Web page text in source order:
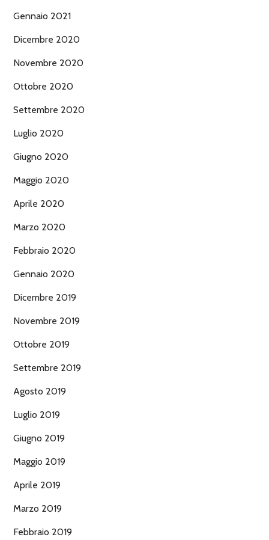
Gennaio 2021
Dicembre 2020
Novembre 2020
Ottobre 2020
Settembre 2020
Luglio 2020
Giugno 2020
Maggio 2020
Aprile 2020
Marzo 2020
Febbraio 2020
Gennaio 2020
Dicembre 2019
Novembre 2019
Ottobre 2019
Settembre 2019
Agosto 2019
Luglio 2019
Giugno 2019
Maggio 2019
Aprile 2019
Marzo 2019
Febbraio 2019